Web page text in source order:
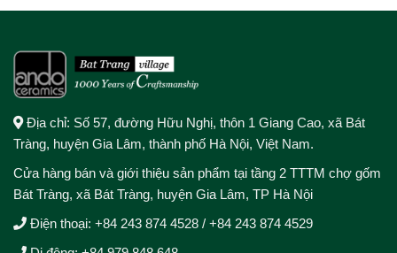
Địa chỉ: Số 57, đường Hữu Nghị, thôn 1 Giang Cao, xã Bát
Tràng, huyện Gia Lâm, thành phố Hà Nội, Việt Nam.
Cửa hàng bán và giới thiệu sản phẩm tại tầng 2 TTTM chợ gốm
Bát Tràng, xã Bát Tràng, huyện Gia Lâm, TP Hà Nội
Điện thoại: +84 243 874 4528 / +84 243 874 4529